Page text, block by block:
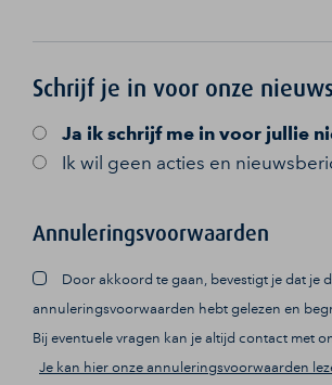
Schrijf je in voor onze
Ja ik schrijf me in voor jullie
Ik wil geen acties en
Annuleringsvoorwaarden
Door akkoord te gaan, bevestigt je dat je
annuleringsvoorwaarden hebt gelezen en
Bij eventuele vragen kan je altijd contact met
Je kan hier onze annuleringsvoorwaarden